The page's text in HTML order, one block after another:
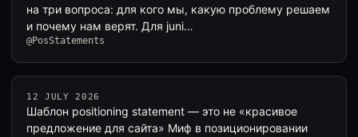
на три вопроса: для кого мы, какую проблему решаем
и почему нам верят. Для juni…
@PosStatements
12 JULY 2026
Шаблон positioning statement — это не «красивое
предложение для сайта» Миф в позиционировании